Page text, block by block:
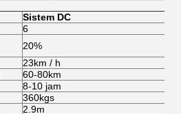
Sistem DC
6
20%
23km / h
60-80km
8-10 jam
360kgs
2.9m